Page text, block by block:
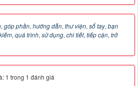
, góp phần, hướng dẫn, thư viện, sổ tay, bạn
, quá trình, sử dụng, chi tiết, tiếp cận, trở
1 trong 1 đánh giá